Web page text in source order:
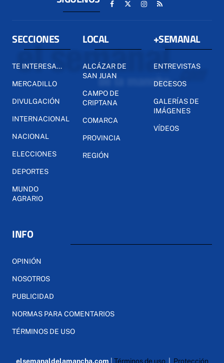
SECCIONES
TE INTERESA...
MERCADILLO
DIVULGACIÓN
INTERNACIONAL
NACIONAL
ELECCIONES
DEPORTES
MUNDO
AGRARIO
LOCAL
ALCÁZAR DE
SAN JUAN
CAMPO DE
CRIPTANA
COMARCA
PROVINCIA
REGIÓN
+SEMANAL
ENTREVISTAS
DECESOS
GALERÍAS DE
IMÁGENES
VÍDEOS
INFO
OPINIÓN
NOSOTROS
PUBLICIDAD
NORMAS PARA COMENTARIOS
TÉRMINOS DE USO
elsemanaldelamancha.com Términos de uso| Protección